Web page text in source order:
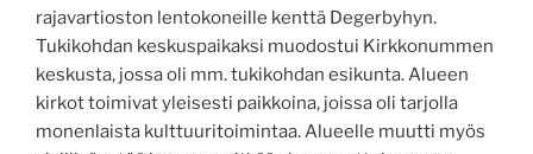
rajavartioston lentokoneille kenttä Degerbyhyn.
Tukikohdan keskuspaikaksi muodostui Kirkkonummen
keskusta, jossa oli mm. tukikohdan esikunta. Alueen
kirkot toimivat yleisesti paikkoina, joissa oli tarjolla
monenlaista kulttuuritoimintaa. Alueelle muutti myös